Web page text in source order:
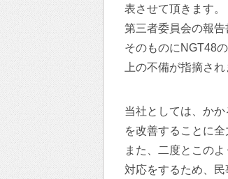
表させて頂きます。
第三者委員会の報
そのものにNGT48
上の不備が指摘され
当社としては、か
を改善することに全
また、二度とこの
対応をするため、民